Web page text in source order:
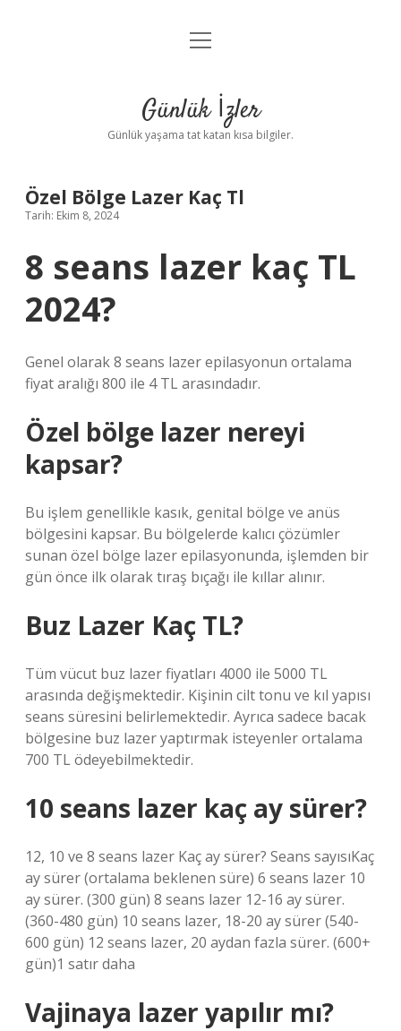
Anasayfa
Yasal Uyarı
menüyü
Günlük İzler
Günlük yaşama tat katan kısa bilgiler.
Özel Bölge Lazer Kaç Tl
Tarih: Ekim 8, 2024
8 seans lazer kaç TL
2024?
Genel olarak 8 seans lazer epilasyonun ortalama
fiyat aralığı 800 ile 4 TL arasındadır.
Özel bölge lazer nereyi
kapsar?
Bu işlem genellikle kasık, genital bölge ve anüs
bölgesini kapsar. Bu bölgelerde kalıcı çözümler
sunan özel bölge lazer epilasyonunda, işlemden bir
gün önce ilk olarak tıraş bıçağı ile kıllar alınır.
Buz Lazer Kaç TL?
Tüm vücut buz lazer fiyatları 4000 ile 5000 TL
arasında değişmektedir. Kişinin cilt tonu ve kıl yapısı
seans süresini belirlemektedir. Ayrıca sadece bacak
bölgesine buz lazer yaptırmak isteyenler ortalama
700 TL ödeyebilmektedir.
10 seans lazer kaç ay sürer?
12, 10 ve 8 seans lazer Kaç ay sürer? Seans sayısıKaç
ay sürer (ortalama beklenen süre) 6 seans lazer 10
ay sürer. (300 gün) 8 seans lazer 12-16 ay sürer.
(360-480 gün) 10 seans lazer, 18-20 ay sürer (540-
600 gün) 12 seans lazer, 20 aydan fazla sürer. (600+
gün)1 satır daha
Vajinaya lazer yapılır mı?